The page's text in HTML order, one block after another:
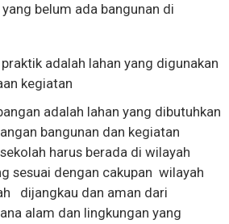
belum ada bangunan di
adalah lahan yang digunakan
kegiatan
adalah lahan yang dibutuhkan
bangunan dan kegiatan
harus berada di wilayah
sesuai dengan cakupan wilayah
dijangkau dan aman dari
alam dan lingkungan yang